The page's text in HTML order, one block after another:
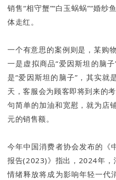
销售“相守蟹”“白玉蜗蜗”“婚纱
体走红。
一个有意思的案例则是，某购
一是虚拟商品“爱因斯坦的脑
是“爱因斯坦的脑子”，其实就
天，客服会为顾客即将到来的
句简单的加油和宽慰，就为店
元的销售额。
今年中国消费者协会发布的《
报告(2023)》指出，2024年，
情绪释放将成为影响年轻一代